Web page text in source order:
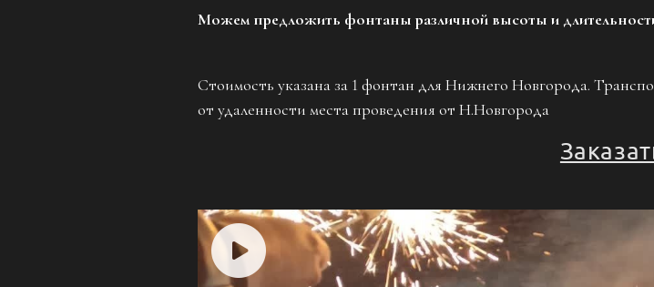
Можем предложить фонтаны различной высоты и
Стоимость указана за 1 фонтан для Нижнего Новгорода.
от удаленности места проведения от Н.Новгорода